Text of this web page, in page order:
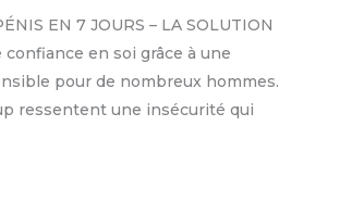
EN 7 JOURS – LA SOLUTION
confiance en soi grâce à une
pour de nombreux hommes.
ressentent une insécurité qui